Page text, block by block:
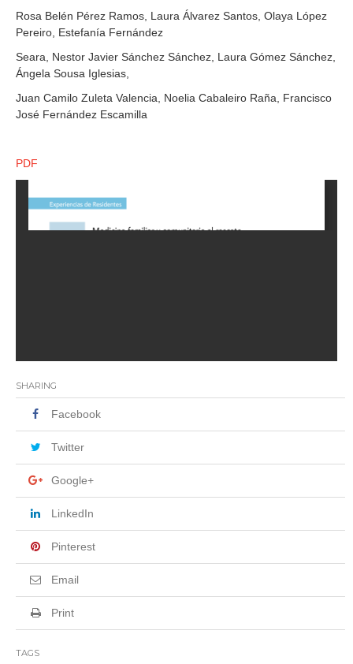
Rosa Belén Pérez Ramos, Laura Álvarez Santos, Olaya López
Pereiro, Estefanía Fernández
Seara, Nestor Javier Sánchez Sánchez, Laura Gómez Sánchez,
Ángela Sousa Iglesias,
Juan Camilo Zuleta Valencia, Noelia Cabaleiro Raña, Francisco
José Fernández Escamilla
PDF
SHARING
Facebook
Twitter
Google+
LinkedIn
Pinterest
Email
Print
TAGS